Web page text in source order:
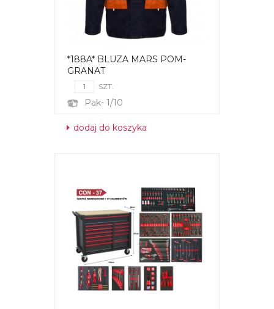
*188A* BLUZA MARS POM-
GRANAT
SZT.
Pak- 1/10
dodaj do koszyka